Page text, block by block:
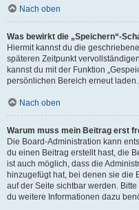
Nach oben
Was bewirkt die „Speichern“-
Hiermit kannst du die
späteren Zeitpunkt
kannst du mit der Funktion
persönlichen Bereich erneut laden.
Nach oben
Warum muss mein Beitrag erst
Die Board-Administration kann
du einen Beitrag erstellt hast, die
ist auch möglich, dass die
hinzugefügt hat, bei denen sie die
auf der Seite sichtbar werden.
du weitere Informationen dazu